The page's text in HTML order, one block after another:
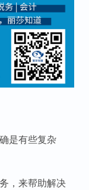
是有些复杂
，来帮助解决